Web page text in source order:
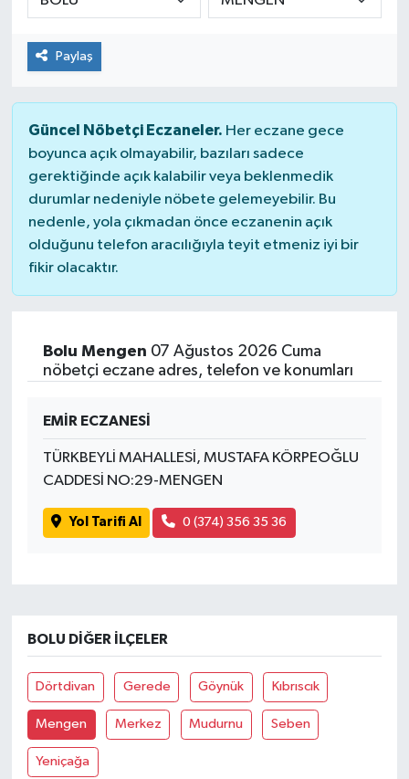
Paylaş
Güncel Nöbetçi Eczaneler. Her eczane gece
boyunca açık olmayabilir, bazıları sadece
gerektiğinde açık kalabilir veya beklenmedik
durumlar nedeniyle nöbete gelemeyebilir. Bu
nedenle, yola çıkmadan önce eczanenin açık
olduğunu telefon aracılığıyla teyit etmeniz iyi bir
fikir olacaktır.
Bolu Mengen 07 Ağustos 2026 Cuma
nöbetçi eczane adres, telefon ve konumları
EMİR ECZANESİ
TÜRKBEYLİ MAHALLESİ, MUSTAFA KÖRPEOĞLU
CADDESİ NO:29-MENGEN
Yol Tarifi Al 0 (374) 356 35 36
BOLU DIĞER İLÇELER
Dörtdivan Gerede Göynük Kıbrıscık
Mengen Merkez Mudurnu Seben
Yeniçağa